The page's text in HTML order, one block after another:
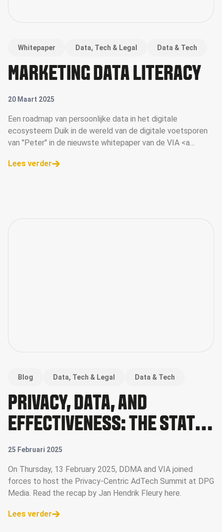
Whitepaper Data, Tech & Legal Data & Tech
MARKETING DATA LITERACY
20 Maart 2025
Een roadmap van persoonlijke data in het digitale
ecosysteem Duik in de wereld van de digitale voetsporen
van "Peter" in de nieuwste whitepaper van de VIA <a
Lees verder
Blog Data, Tech & Legal Data & Tech
PRIVACY, DATA, AND
EFFECTIVENESS: THE STATE
OF DIGITAL ADVERTISING IN
2025
25 Februari 2025
On Thursday, 13 February 2025, DDMA and VIA joined
forces to host the Privacy-Centric AdTech Summit at DPG
Media. Read the recap by Jan Hendrik Fleury here.
Lees verder